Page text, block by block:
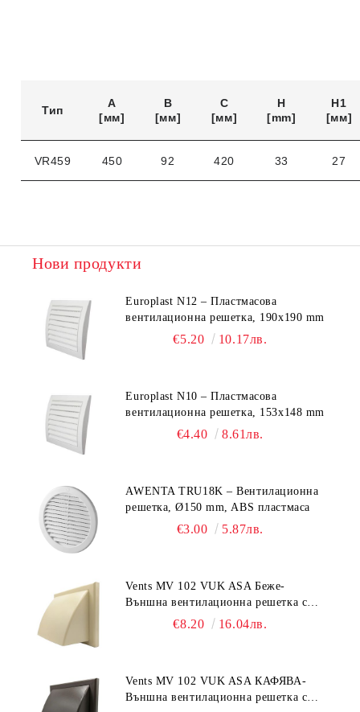
Тип
A
[мм]
B
[мм]
C
[мм]
H
[mm]
H1
[мм]
VR459 450 92 420 33 27
Нови продукти
Europlast N12 – Пластмасова
вентилационна решетка, 190x190 mm
€5.20 10.17лв.
Europlast N10 – Пластмасова
вентилационна решетка, 153x148 mm
€4.40 8.61лв.
AWENTA TRU18K – Вентилационна
решетка, Ø150 mm, ABS пластмаса
€3.00 5.87лв.
Vents MV 102 VUK ASA Беже-
Външна вентилационна решетка с
гравитачна клапа Ø 100, Ø 125,
€8.20 16.04лв.
Vents MV 102 VUK ASA КАФЯВА-
Външна вентилационна решетка с